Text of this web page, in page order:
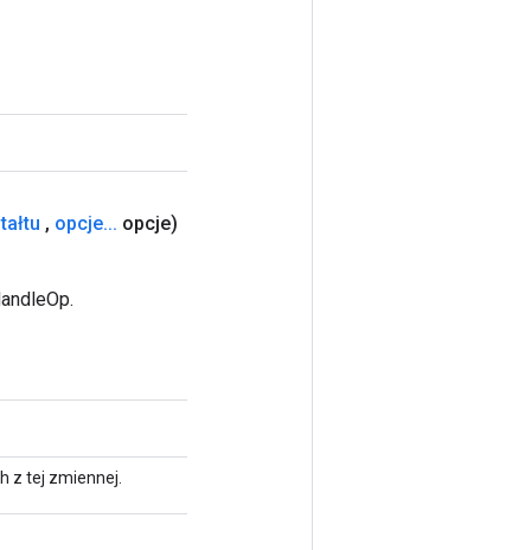
, opcje... opcje)
z tej zmiennej.